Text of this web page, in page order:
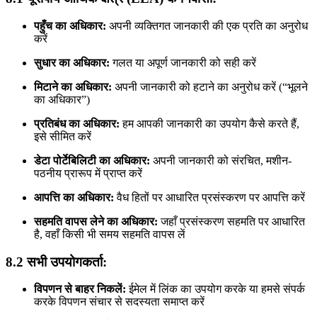
पहुँच का अधिकार: अपनी व्यक्तिगत जानकारी की एक प्रति का अनुरोध
करें
सुधार का अधिकार: गलत या अपूर्ण जानकारी को सही करें
मिटाने का अधिकार: अपनी जानकारी को हटाने का अनुरोध करें (“भूलने
का अधिकार”)
प्रतिबंध का अधिकार: हम आपकी जानकारी का उपयोग कैसे करते हैं,
इसे सीमित करें
डेटा पोर्टेबिलिटी का अधिकार: अपनी जानकारी को संरचित, मशीन-
पठनीय प्रारूप में प्राप्त करें
आपत्ति का अधिकार: वैध हितों पर आधारित प्रसंस्करण पर आपत्ति करें
सहमति वापस लेने का अधिकार: जहाँ प्रसंस्करण सहमति पर आधारित
है, वहाँ किसी भी समय सहमति वापस लें
8.2 सभी उपयोगकर्ता:
विपणन से बाहर निकलें: ईमेल में लिंक का उपयोग करके या हमसे संपर्क
करके विपणन संचार से सदस्यता समाप्त करें